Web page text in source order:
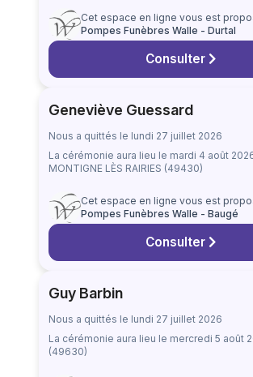
Cet espace en ligne vous est
Pompes Funèbres Walle - Durtal
Consulter
Geneviève Guessard
Nous a quittés le lundi 27 juillet 2026
La cérémonie aura lieu le mardi 4 août
MONTIGNE LÈS RAIRIES (49430)
Cet espace en ligne vous est
Pompes Funèbres Walle - Baugé
Consulter
Guy Barbin
Nous a quittés le lundi 27 juillet 2026
La cérémonie aura lieu le mercredi 5 août
(49630)